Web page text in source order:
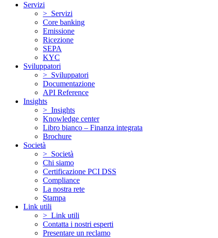
Servizi
> Servizi
Core banking
Emissione
Ricezione
SEPA
KYC
Sviluppatori
> Sviluppatori
Documentazione
API Reference
Insights
> Insights
Knowledge center
Libro bianco – Finanza integrata
Brochure
Società
> Società
Chi siamo
Certificazione PCI DSS
Compliance
La nostra rete
Stampa
Link utili
> Link utili
Contatta i nostri esperti
Presentare un reclamo